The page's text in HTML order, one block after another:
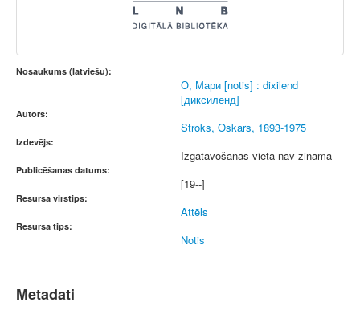
Nosaukums (latviešu):
О, Мари [notis] : dixilend
[диксиленд]
Autors:
Stroks, Oskars, 1893-1975
Izdevējs:
Izgatavošanas vieta nav zināma
Publicēšanas datums:
[19--]
Resursa virstips:
Attēls
Resursa tips:
Notis
Metadati